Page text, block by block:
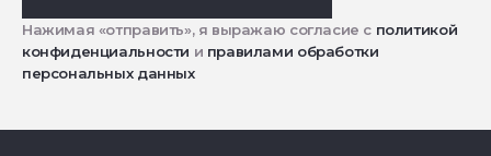
Нажимая «отправить», я выражаю согласие с политикой
конфиденциальности и правилами обработки
персональных данных